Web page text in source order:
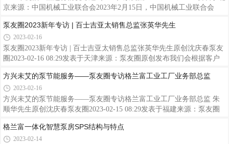
MTC370永磁智能离心泵（小精灵）成功入选。利欧
江省优秀工业产品，适用于家庭水压不足的老小区、
音运行，既能满足4个水龙头同时用水、实现
京来源：中国机械工业联合会2023年2月15日，中国机械工业联合会
合会执行副会长罗俊杰发布2022全年机械工业经济运行形势信息，现将
信息发布稿PPT刊登如下，供大家学习参考。版权说明：感谢每一位作
者的辛苦付出与创作，《泵友圈》均在文章开头备注了来源。如转载涉
及版权等问题，请发送消息至公号后台与我们联系，我们将在第一时间
泵友圈2023新年专访 | 百士吉亚太销售总监张英华先生
2023-02-16
泵友圈2023新年专访 | 百士吉亚太销售总监张英华先生原创沈庆春泵友
圈2023-02-16 08:29发表于天津来源：泵友圈原创发布我们会根据客户
满足客户的需求。——百士吉亚太销售总监张英华先生百士吉亚太销售
总监张英华先生01泵友圈：随着百士吉（PSG）业务在中国市场的不断
深入发展，各品牌在行业内的优势也将凸显出来。目前，公司在中国的
业务线是如何划分的？在哪些领域具备优势？张英华先生：百士吉作为
泵类
方兴未艾的泵节能服务——泵友圈专访格兰富工业工厂业务部总监
2023-02-16
方兴未艾的泵节能服务——泵友圈专访格兰富工业工厂业务部总监 朱
顺华先生原创沈庆春泵友圈2023-02-15 08:29发表于福建来源：泵友圈
（PCW）备受关注，笔者采访了格兰富工业工厂业务销售总监朱顺华先
生，就这一话题进行探讨。对于工业领域的客户，我们发现其最大的痛
格兰富一体化智慧泵房SPS结构与特点
2023-02-14